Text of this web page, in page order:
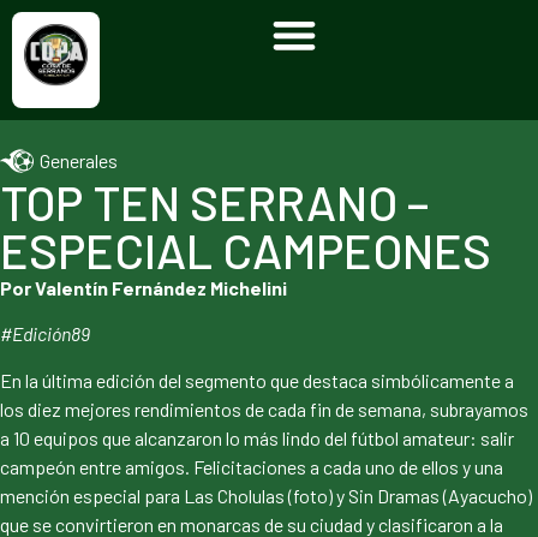
Generales
TOP TEN SERRANO –
ESPECIAL CAMPEONES
Por Valentín Fernández Michelini
#Edición89
En la última edición del segmento que destaca simbólicamente a
los diez mejores rendimientos de cada fin de semana, subrayamos
a 10 equipos que alcanzaron lo más lindo del fútbol amateur: salir
campeón entre amigos. Felicitaciones a cada uno de ellos y una
mención especial para Las Cholulas (foto) y Sin Dramas (Ayacucho)
que se convirtieron en monarcas de su ciudad y clasificaron a la